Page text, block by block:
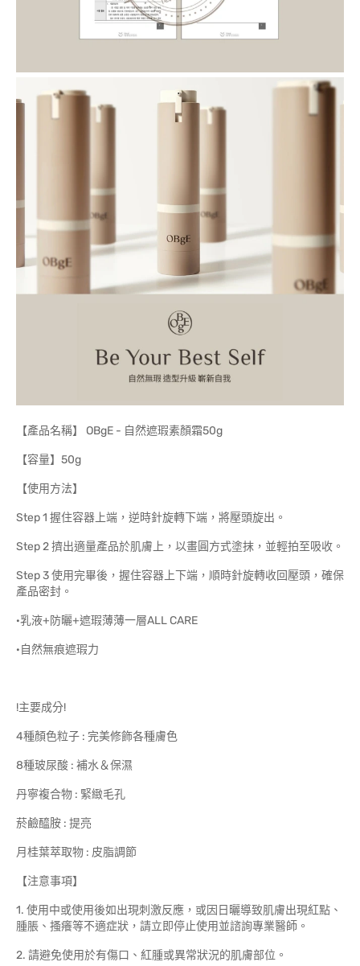
【產品名稱】 OBgE - 自然遮瑕素顏霜50g
【容量】50g
【使用方法】
Step 1 握住容器上端，逆時針旋轉下端，將壓頭旋出。
Step 2 擠出適量產品於肌膚上，以畫圓方式塗抹，並輕拍至吸收。
Step 3 使用完畢後，握住容器上下端，順時針旋轉收回壓頭，確保
產品密封。
·乳液+防曬+遮瑕薄薄一層ALL CARE
·自然無痕遮瑕力
!主要成分!
4種顏色粒子 : 完美修飾各種膚色
8種玻尿酸 : 補水＆保濕
丹寧複合物 : 緊緻毛孔
菸鹼醯胺 : 提亮
月桂葉萃取物 : 皮脂調節
【注意事項】
1. 使用中或使用後如出現刺激反應，或因日曬導致肌膚出現紅點、
腫脹、搔癢等不適症狀，請立即停止使用並諮詢專業醫師。
2. 請避免使用於有傷口、紅腫或異常狀況的肌膚部位。